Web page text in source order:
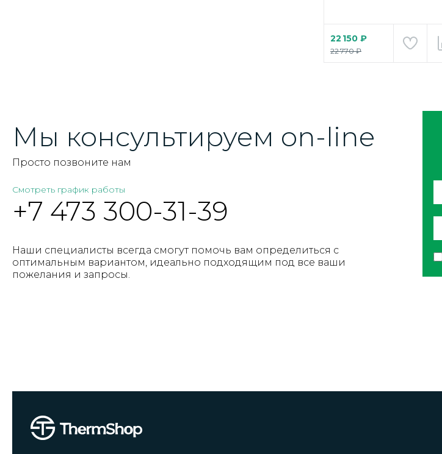
22 150 ₽
22 770 ₽
Мы консультируем on-line
Просто позвоните нам
Смотреть график работы
+7 473 300-31-39
Наши специалисты всегда смогут помочь вам определиться с
оптимальным вариантом, идеально подходящим под все ваши
пожелания и запросы.